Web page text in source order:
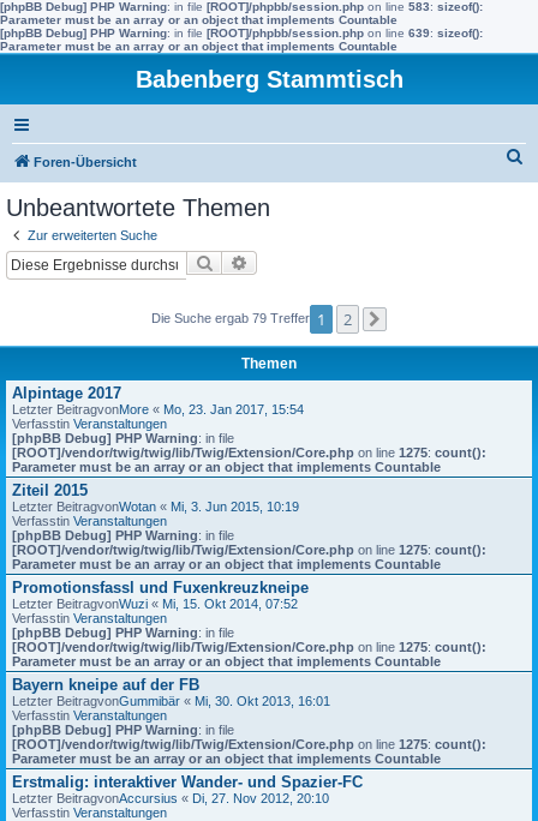
[phpBB Debug] PHP Warning: in file [ROOT]/phpbb/session.php on line 583: sizeof():
Parameter must be an array or an object that implements Countable
[phpBB Debug] PHP Warning: in file [ROOT]/phpbb/session.php on line 639: sizeof():
Parameter must be an array or an object that implements Countable
Babenberg Stammtisch
Foren-Übersicht
Unbeantwortete Themen
Zur erweiterten Suche
Suche
Die Suche ergab 79 Treffer 1 2
Themen
Alpintage 2017
Letzter BeitragvonMore « Mo, 23. Jan 2017, 15:54
Verfasstin Veranstaltungen
[phpBB Debug] PHP Warning: in file
[ROOT]/vendor/twig/twig/lib/Twig/Extension/Core.php on line 1275: count():
Parameter must be an array or an object that implements Countable
Ziteil 2015
Letzter BeitragvonWotan « Mi, 3. Jun 2015, 10:19
Verfasstin Veranstaltungen
[phpBB Debug] PHP Warning: in file
[ROOT]/vendor/twig/twig/lib/Twig/Extension/Core.php on line 1275: count():
Parameter must be an array or an object that implements Countable
Promotionsfassl und Fuxenkreuzkneipe
Letzter BeitragvonWuzi « Mi, 15. Okt 2014, 07:52
Verfasstin Veranstaltungen
[phpBB Debug] PHP Warning: in file
[ROOT]/vendor/twig/twig/lib/Twig/Extension/Core.php on line 1275: count():
Parameter must be an array or an object that implements Countable
Bayern kneipe auf der FB
Letzter BeitragvonGummibär « Mi, 30. Okt 2013, 16:01
Verfasstin Veranstaltungen
[phpBB Debug] PHP Warning: in file
[ROOT]/vendor/twig/twig/lib/Twig/Extension/Core.php on line 1275: count():
Parameter must be an array or an object that implements Countable
Erstmalig: interaktiver Wander- und Spazier-FC
Letzter BeitragvonAccursius « Di, 27. Nov 2012, 20:10
Verfasstin Veranstaltungen